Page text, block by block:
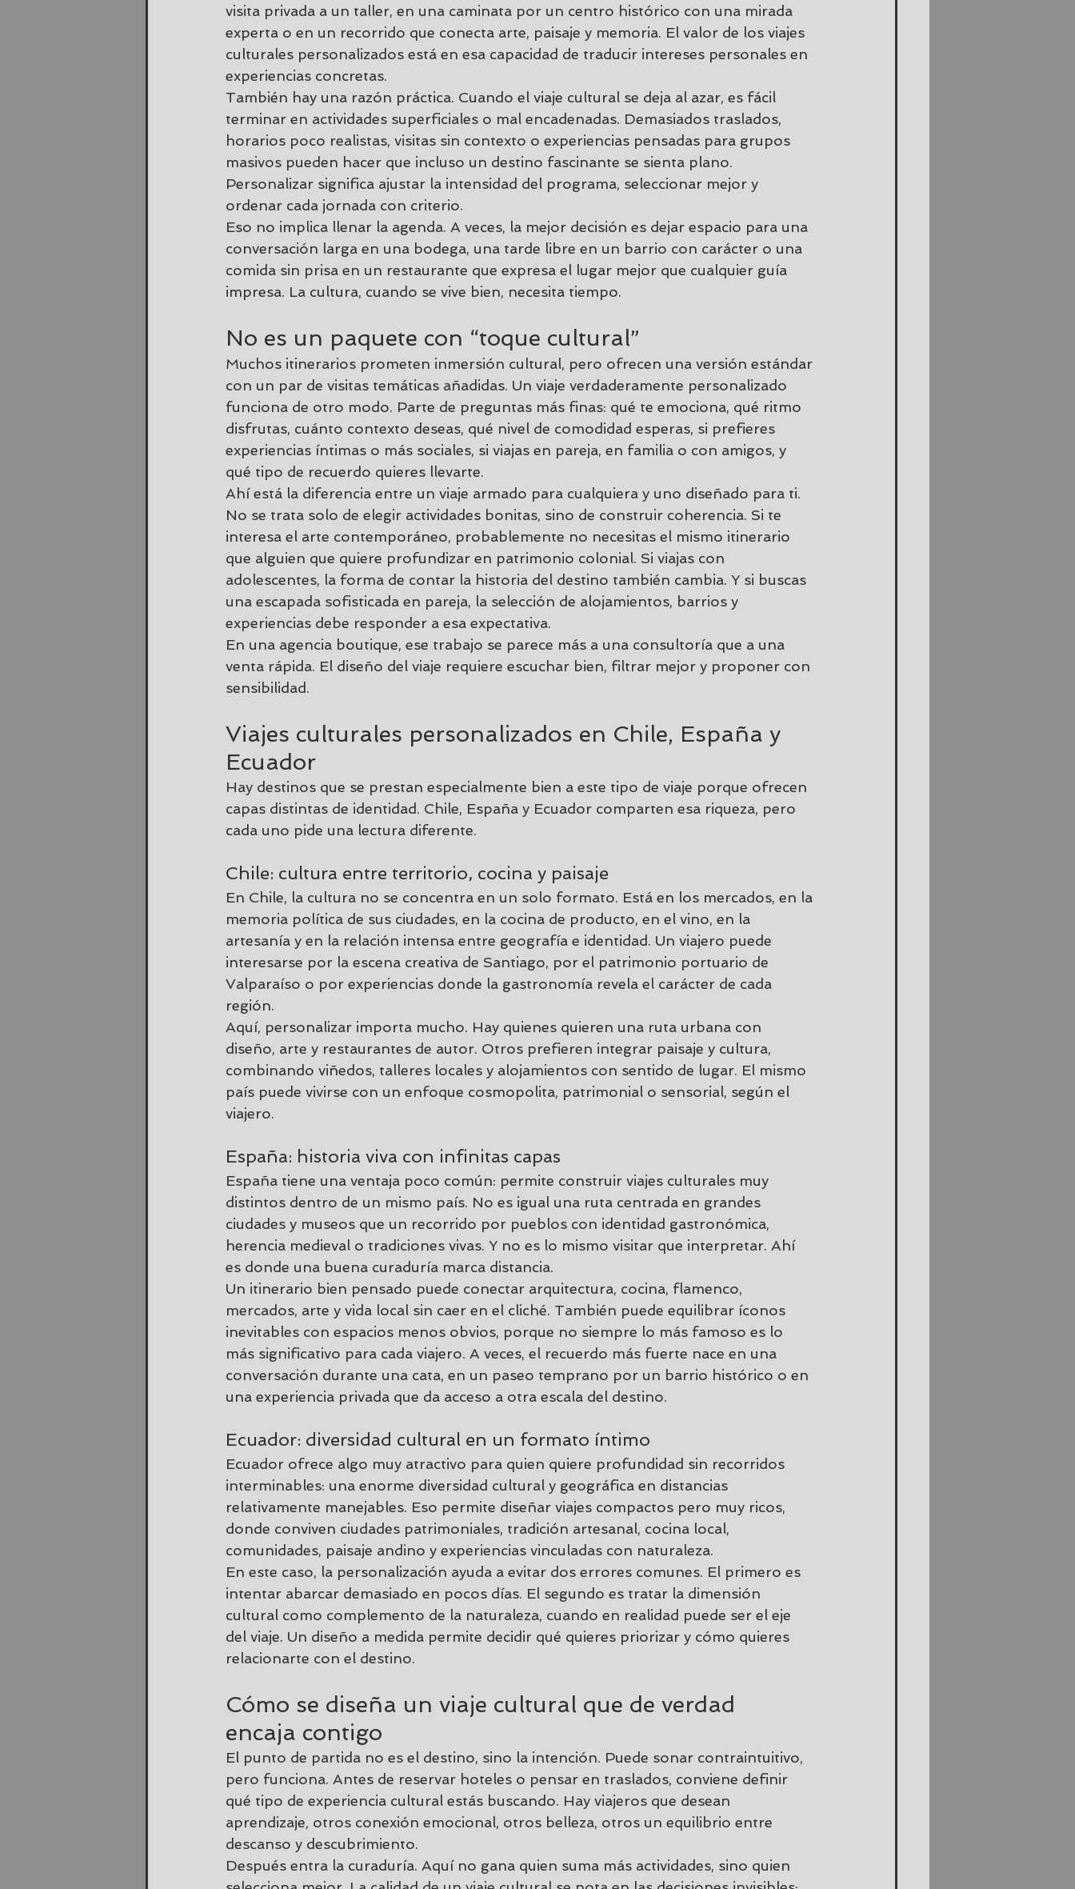
visita privada a un taller, en una caminata por un centro histórico con una mirada
experta o en un recorrido que conecta arte, paisaje y memoria. El valor de los viajes
culturales personalizados está en esa capacidad de traducir intereses personales en
experiencias concretas.
También hay una razón práctica. Cuando el viaje cultural se deja al azar, es fácil
terminar en actividades superficiales o mal encadenadas. Demasiados traslados,
horarios poco realistas, visitas sin contexto o experiencias pensadas para grupos
masivos pueden hacer que incluso un destino fascinante se sienta plano.
Personalizar significa ajustar la intensidad del programa, seleccionar mejor y
ordenar cada jornada con criterio.
Eso no implica llenar la agenda. A veces, la mejor decisión es dejar espacio para una
conversación larga en una bodega, una tarde libre en un barrio con carácter o una
comida sin prisa en un restaurante que expresa el lugar mejor que cualquier guía
impresa. La cultura, cuando se vive bien, necesita tiempo.
No es un paquete con “toque cultural”
Muchos itinerarios prometen inmersión cultural, pero ofrecen una versión estándar
con un par de visitas temáticas añadidas. Un viaje verdaderamente personalizado
funciona de otro modo. Parte de preguntas más finas: qué te emociona, qué ritmo
disfrutas, cuánto contexto deseas, qué nivel de comodidad esperas, si prefieres
experiencias íntimas o más sociales, si viajas en pareja, en familia o con amigos, y
qué tipo de recuerdo quieres llevarte.
Ahí está la diferencia entre un viaje armado para cualquiera y uno diseñado para ti.
No se trata solo de elegir actividades bonitas, sino de construir coherencia. Si te
interesa el arte contemporáneo, probablemente no necesitas el mismo itinerario
que alguien que quiere profundizar en patrimonio colonial. Si viajas con
adolescentes, la forma de contar la historia del destino también cambia. Y si buscas
una escapada sofisticada en pareja, la selección de alojamientos, barrios y
experiencias debe responder a esa expectativa.
En una agencia boutique, ese trabajo se parece más a una consultoría que a una
venta rápida. El diseño del viaje requiere escuchar bien, filtrar mejor y proponer con
sensibilidad.
Viajes culturales personalizados en Chile, España y
Ecuador
Hay destinos que se prestan especialmente bien a este tipo de viaje porque ofrecen
capas distintas de identidad. Chile, España y Ecuador comparten esa riqueza, pero
cada uno pide una lectura diferente.
Chile: cultura entre territorio, cocina y paisaje
En Chile, la cultura no se concentra en un solo formato. Está en los mercados, en la
memoria política de sus ciudades, en la cocina de producto, en el vino, en la
artesanía y en la relación intensa entre geografía e identidad. Un viajero puede
interesarse por la escena creativa de Santiago, por el patrimonio portuario de
Valparaíso o por experiencias donde la gastronomía revela el carácter de cada
región.
Aquí, personalizar importa mucho. Hay quienes quieren una ruta urbana con
diseño, arte y restaurantes de autor. Otros prefieren integrar paisaje y cultura,
combinando viñedos, talleres locales y alojamientos con sentido de lugar. El mismo
país puede vivirse con un enfoque cosmopolita, patrimonial o sensorial, según el
viajero.
España: historia viva con infinitas capas
España tiene una ventaja poco común: permite construir viajes culturales muy
distintos dentro de un mismo país. No es igual una ruta centrada en grandes
ciudades y museos que un recorrido por pueblos con identidad gastronómica,
herencia medieval o tradiciones vivas. Y no es lo mismo visitar que interpretar. Ahí
es donde una buena curaduría marca distancia.
Un itinerario bien pensado puede conectar arquitectura, cocina, flamenco,
mercados, arte y vida local sin caer en el cliché. También puede equilibrar íconos
inevitables con espacios menos obvios, porque no siempre lo más famoso es lo
más significativo para cada viajero. A veces, el recuerdo más fuerte nace en una
conversación durante una cata, en un paseo temprano por un barrio histórico o en
una experiencia privada que da acceso a otra escala del destino.
Ecuador: diversidad cultural en un formato íntimo
Ecuador ofrece algo muy atractivo para quien quiere profundidad sin recorridos
interminables: una enorme diversidad cultural y geográfica en distancias
relativamente manejables. Eso permite diseñar viajes compactos pero muy ricos,
donde conviven ciudades patrimoniales, tradición artesanal, cocina local,
comunidades, paisaje andino y experiencias vinculadas con naturaleza.
En este caso, la personalización ayuda a evitar dos errores comunes. El primero es
intentar abarcar demasiado en pocos días. El segundo es tratar la dimensión
cultural como complemento de la naturaleza, cuando en realidad puede ser el eje
del viaje. Un diseño a medida permite decidir qué quieres priorizar y cómo quieres
relacionarte con el destino.
Cómo se diseña un viaje cultural que de verdad
encaja contigo
El punto de partida no es el destino, sino la intención. Puede sonar contraintuitivo,
pero funciona. Antes de reservar hoteles o pensar en traslados, conviene definir
qué tipo de experiencia cultural estás buscando. Hay viajeros que desean
aprendizaje, otros conexión emocional, otros belleza, otros un equilibrio entre
descanso y descubrimiento.
Después entra la curaduría. Aquí no gana quien suma más actividades, sino quien